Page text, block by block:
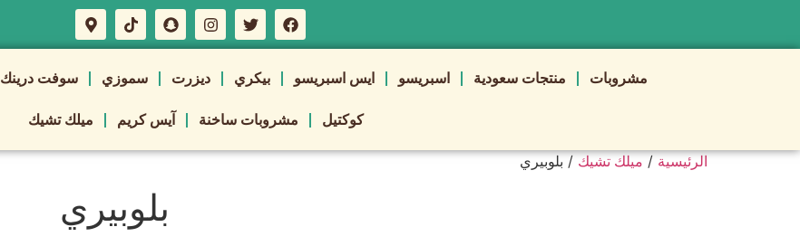
مشروبات منتجات سعودية اسبريسو ايس اسبريسو بيكري ديزرت سموزي سوفت درينك
كوكتيل مشروبات ساخنة آيس كريم ميلك تشيك
الرئيسية / ميلك تشيك / بلوبيري
بلوبيري